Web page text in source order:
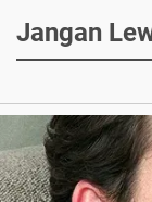
Jangan